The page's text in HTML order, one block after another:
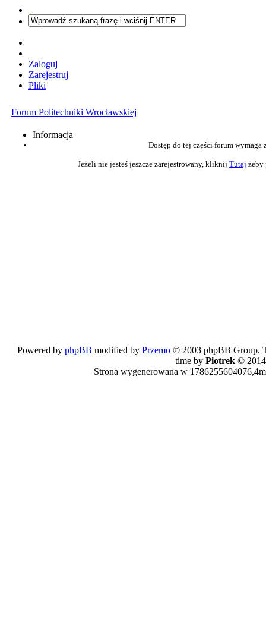
Zaloguj
Zarejestruj
Pliki
Forum Politechniki Wrocławskiej
Informacja
Dostęp do tej części forum wymaga
Jeżeli nie jesteś jeszcze zarejestrowany, kliknij Tutaj żeby
Powered by phpBB modified by Przemo© 2003 phpBB Group.
time by Piotrek © 2014
Strona wygenerowana w